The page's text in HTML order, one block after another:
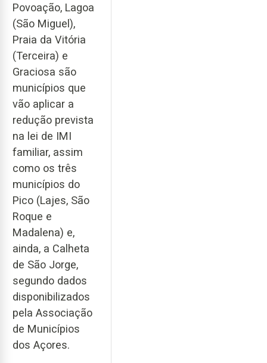
Povoação, Lagoa
(São Miguel),
Praia da Vitória
(Terceira) e
Graciosa são
municípios que
vão aplicar a
redução prevista
na lei de IMI
familiar, assim
como os três
municípios do
Pico (Lajes, São
Roque e
Madalena) e,
ainda, a Calheta
de São Jorge,
segundo dados
disponibilizados
pela Associação
de Municípios
dos Açores.